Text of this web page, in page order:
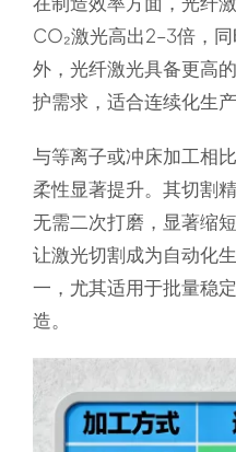
CO₂激光高出2–3倍，
外，光纤激光具备更高
护需求，适合连续化生产
与等离子或冲床加工相
柔性显著提升。其切割
无需二次打磨，显著缩
让激光切割成为自动化
一，尤其适用于批量稳
造。